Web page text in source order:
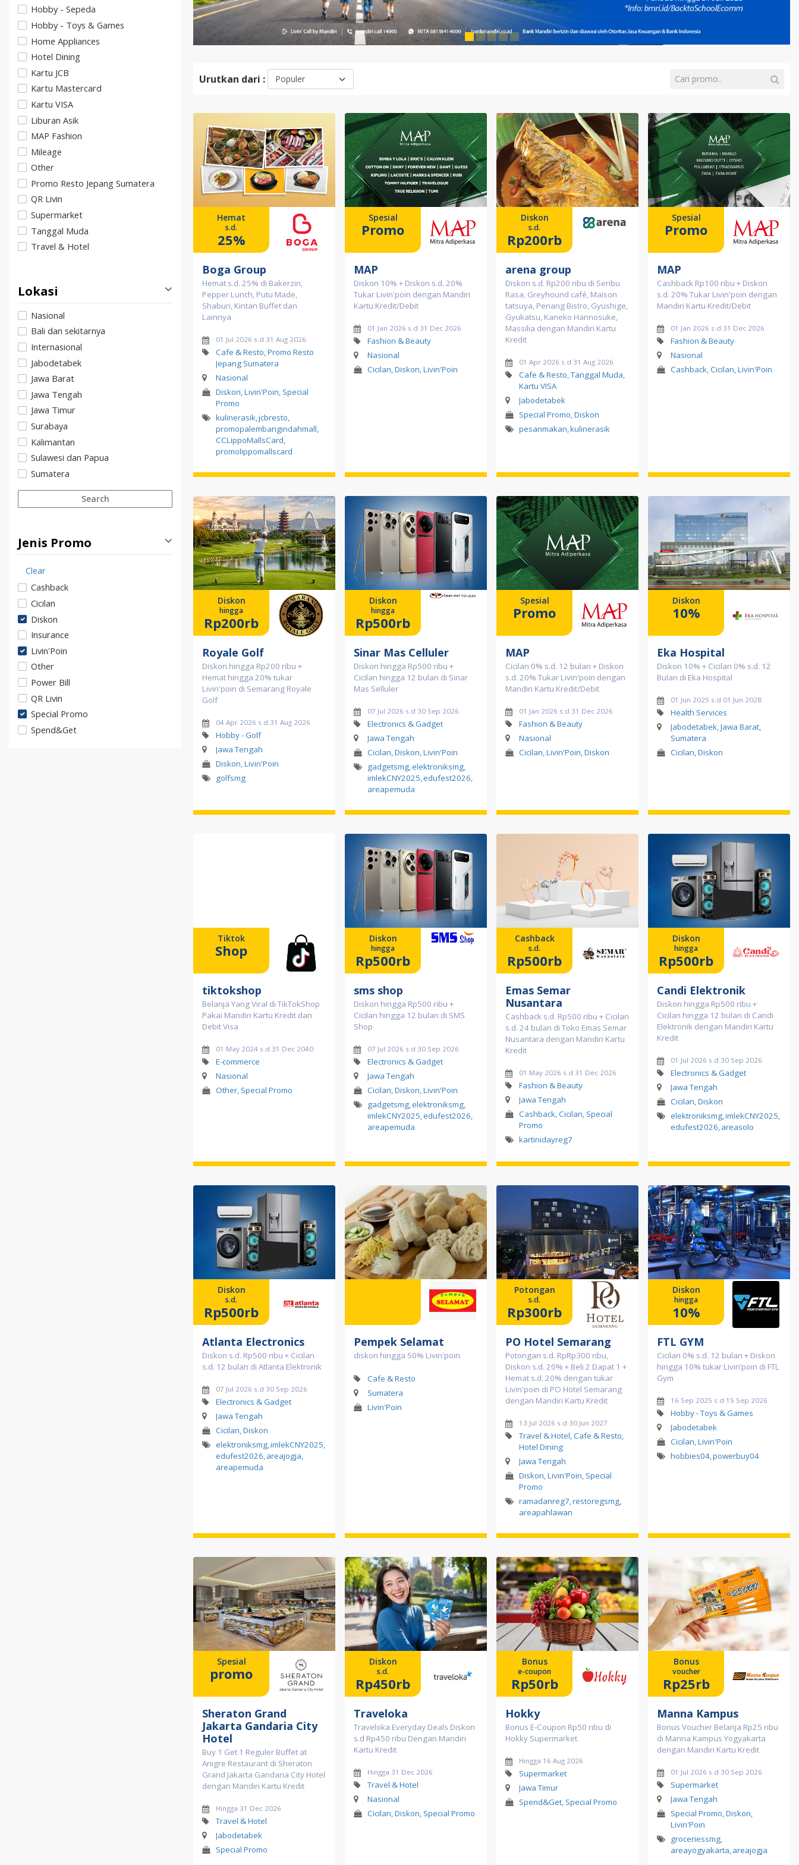
Hobby - Sepeda
Hobby - Toys & Games
Home Appliances
Hotel Dining
Kartu JCB
Kartu Mastercard
Kartu VISA
Liburan Asik
MAP Fashion
Mileage
Other
Promo Resto Jepang Sumatera
QR Livin
Supermarket
Tanggal Muda
Travel & Hotel
Lokasi
Nasional
Bali dan sekitarnya
Internasional
Jabodetabek
Jawa Barat
Jawa Tengah
Jawa Timur
Surabaya
Kalimantan
Sulawesi dan Papua
Sumatera
Search
Jenis Promo
Clear
Cashback
Cicilan
Diskon
Insurance
Livin'Poin
Other
Power Bill
QR Livin
Special Promo
Spend&Get
Urutkan dari :
Hemat
s.d.
25%
Boga Group
Hemat s.d. 25% di Bakerzin,
Pepper Lunch, Putu Made,
Shaburi, Kintan Buffet dan
Lainnya
01 Jul 2026 s.d 31 Aug 2026
Cafe & Resto, Promo Resto
Jepang Sumatera
Nasional
Diskon, Livin'Poin, Special
Promo
kulinerasik,jcbresto,
promopalembangindahmall,
CCLippoMallsCard,
promolippomallscard
Spesial
Promo
MAP
Diskon 10% + Diskon s.d. 20%
Tukar Livin'poin dengan Mandiri
Kartu Kredit/Debit
01 Jan 2026 s.d 31 Dec 2026
Fashion & Beauty
Nasional
Cicilan, Diskon, Livin'Poin
Diskon
s.d.
Rp200rb
arena group
Diskon s.d. Rp200 ribu di Seribu
Rasa, Greyhound café, Maison
tatsuya, Penang Bistro, Gyushige,
Gyukatsu, Kaneko Hannosuke,
Massilia dengan Mandiri Kartu
Kredit
01 Apr 2026 s.d 31 Aug 2026
Cafe & Resto, Tanggal Muda,
Kartu VISA
Jabodetabek
Special Promo, Diskon
pesanmakan,kulinerasik
Spesial
Promo
MAP
Cashback Rp100 ribu + Diskon
s.d. 20% Tukar Livin'poin dengan
Mandiri Kartu Kredit/Debit
01 Jan 2026 s.d 31 Dec 2026
Fashion & Beauty
Nasional
Cashback, Cicilan, Livin'Poin
Diskon
hingga
Rp200rb
Royale Golf
Diskon hingga Rp200 ribu +
Hemat hingga 20% tukar
Livin'poin di Semarang Royale
Golf
04 Apr 2026 s.d 31 Aug 2026
Hobby - Golf
Jawa Tengah
Diskon, Livin'Poin
golfsmg
Diskon
hingga
Rp500rb
Sinar Mas Celluler
Diskon hingga Rp500 ribu +
Cicilan hingga 12 bulan di Sinar
Mas Selluler
07 Jul 2026 s.d 30 Sep 2026
Electronics & Gadget
Jawa Tengah
Cicilan, Diskon, Livin'Poin
gadgetsmg,elektroniksmg,
imlekCNY2025,edufest2026,
areapemuda
Spesial
Promo
MAP
Cicilan 0% s.d. 12 bulan + Diskon
s.d. 20% Tukar Livin'poin dengan
Mandiri Kartu Kredit/Debit
01 Jan 2026 s.d 31 Dec 2026
Fashion & Beauty
Nasional
Cicilan, Livin'Poin, Diskon
Diskon
10%
Eka Hospital
Diskon 10% + Cicilan 0% s.d. 12
Bulan di Eka Hospital
01 Jun 2025 s.d 01 Jun 2028
Health Services
Jabodetabek, Jawa Barat,
Sumatera
Cicilan, Diskon
Tiktok
Shop
tiktokshop
Belanja Yang Viral di TikTokShop
Pakai Mandiri Kartu Kredit dan
Debit Visa
01 May 2024 s.d 31 Dec 2040
E-commerce
Nasional
Other, Special Promo
Diskon
hingga
Rp500rb
sms shop
Diskon hingga Rp500 ribu +
Cicilan hingga 12 bulan di SMS
Shop
07 Jul 2026 s.d 30 Sep 2026
Electronics & Gadget
Jawa Tengah
Cicilan, Diskon, Livin'Poin
gadgetsmg,elektroniksmg,
imlekCNY2025,edufest2026,
areapemuda
Cashback
s.d.
Rp500rb
Emas Semar
Nusantara
Cashback s.d. Rp500 ribu + Cicilan
s.d. 24 bulan di Toko Emas Semar
Nusantara dengan Mandiri Kartu
Kredit
01 May 2026 s.d 31 Dec 2026
Fashion & Beauty
Jawa Tengah
Cashback, Cicilan, Special
Promo
kartinidayreg7
Diskon
hingga
Rp500rb
Candi Elektronik
Diskon hingga Rp500 ribu +
Cicilan hingga 12 bulan di Candi
Elektronik dengan Mandiri Kartu
Kredit
01 Jul 2026 s.d 30 Sep 2026
Electronics & Gadget
Jawa Tengah
Cicilan, Diskon
elektroniksmg,imlekCNY2025,
edufest2026,areasolo
Diskon
s.d.
Rp500rb
Atlanta Electronics
Diskon s.d. Rp500 ribu + Cicilan
s.d. 12 bulan di Atlanta Elektronik
07 Jul 2026 s.d 30 Sep 2026
Electronics & Gadget
Jawa Tengah
Cicilan, Diskon
elektroniksmg,imlekCNY2025,
edufest2026,areajogja,
areapemuda
Pempek Selamat
diskon hingga 50% Livin'poin
Cafe & Resto
Sumatera
Livin'Poin
Potongan
s.d.
Rp300rb
PO Hotel Semarang
Potongan s.d. RpRp300 ribu,
Diskon s.d. 20% + Beli 2 Dapat 1 +
Hemat s.d. 20% dengan tukar
Livin'poin di PO Hotel Semarang
dengan Mandiri Kartu Kredit
13 Jul 2026 s.d 30 Jun 2027
Travel & Hotel, Cafe & Resto,
Hotel Dining
Jawa Tengah
Diskon, Livin'Poin, Special
Promo
ramadanreg7,restoregsmg,
areapahlawan
Diskon
hingga
10%
FTL GYM
Cicilan 0% s.d. 12 bulan + Diskon
hingga 10% tukar Livin’poin di FTL
Gym
16 Sep 2025 s.d 15 Sep 2026
Hobby - Toys & Games
Jabodetabek
Cicilan, Livin'Poin
hobbies04,powerbuy04
Spesial
promo
Sheraton Grand
Jakarta Gandaria City
Hotel
Buy 1 Get 1 Reguler Buffet at
Anigre Restaurant di Sheraton
Grand Jakarta Gandaria City Hotel
dengan Mandiri Kartu Kredit
Hingga 31 Dec 2026
Travel & Hotel
Jabodetabek
Special Promo
Diskon
s.d.
Rp450rb
Traveloka
Traveloka Everyday Deals Diskon
s.d Rp450 ribu Dengan Mandiri
Kartu Kredit
Hingga 31 Dec 2026
Travel & Hotel
Nasional
Cicilan, Diskon, Special Promo
Bonus
e-coupon
Rp50rb
Hokky
Bonus E-Coupon Rp50 ribu di
Hokky Supermarket
Hingga 16 Aug 2026
Supermarket
Jawa Timur
Spend&Get, Special Promo
Bonus
voucher
Rp25rb
Manna Kampus
Bonus Voucher Belanja Rp25 ribu
di Manna Kampus Yogyakarta
dengan Mandiri Kartu Kredit
01 Jul 2026 s.d 30 Sep 2026
Supermarket
Jawa Tengah
Special Promo, Diskon,
Livin'Poin
groceriessmg,
areayogyakarta,areajogja